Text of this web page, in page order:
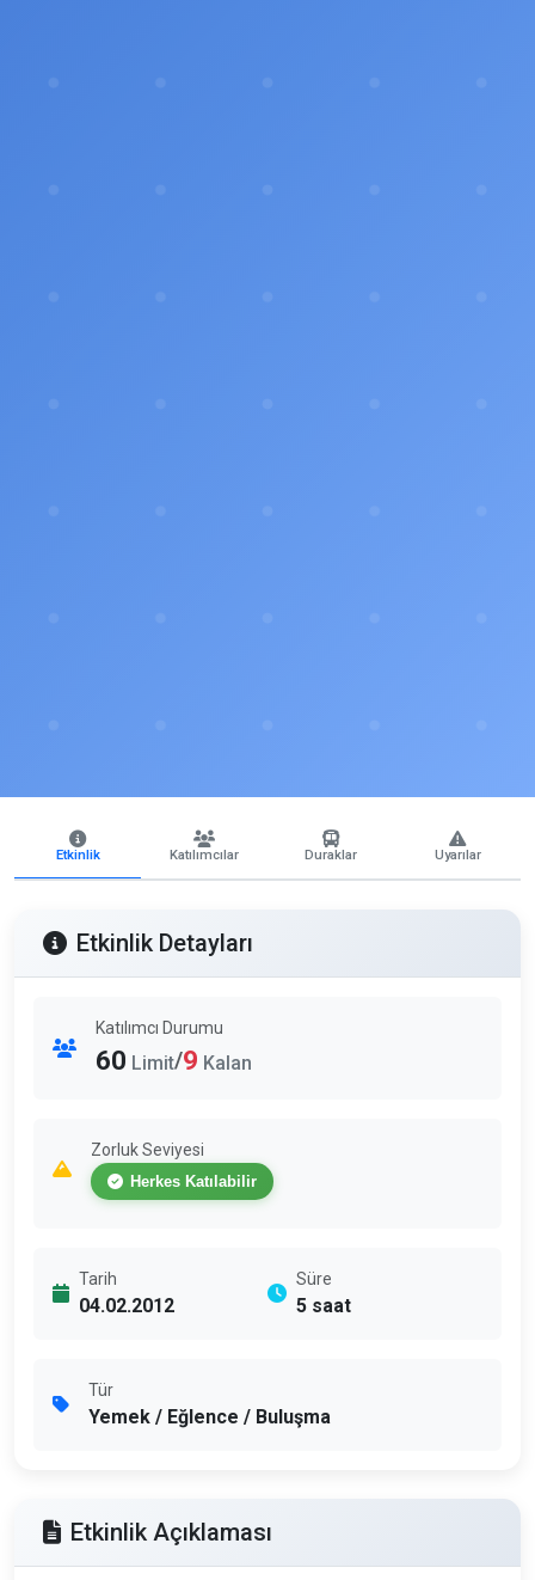
Etkinlik Katılımcılar Duraklar Uyarılar
Etkinlik Detayları
Katılımcı Durumu
60 Limit/9 Kalan
Zorluk Seviyesi
Herkes Katılabilir
Tarih
04.02.2012
Süre
5 saat
Tür
Yemek / Eğlence / Buluşma
Etkinlik Açıklaması